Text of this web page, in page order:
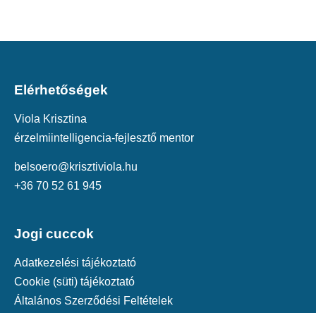
Elérhetőségek
Viola Krisztina
érzelmiintelligencia-fejlesztő mentor
belsoero@krisztiviola.hu
+36 70 52 61 945
Jogi cuccok
Adatkezelési tájékoztató
Cookie (süti) tájékoztató
Általános Szerződési Feltételek